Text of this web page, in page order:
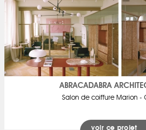
ABRACADABRA
Salon de coiffure Marion -
voir ce projet